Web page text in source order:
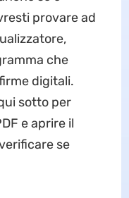
provare ad
che
digitali.
sotto per
e aprire il
se